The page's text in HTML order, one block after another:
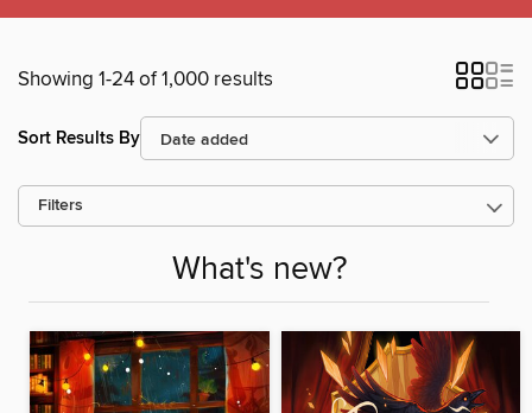
Showing 1-24 of 1,000 results
Sort Results By
Filters
What's new?